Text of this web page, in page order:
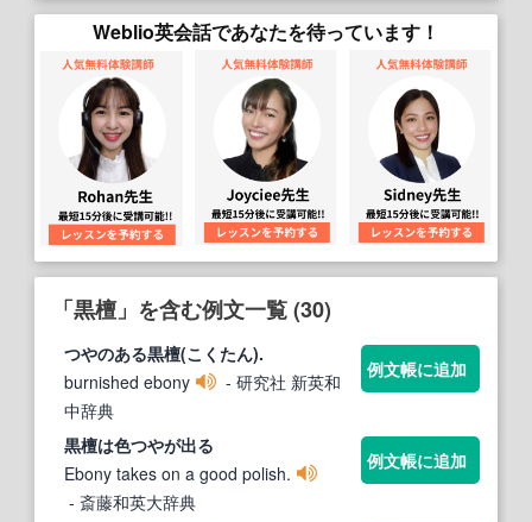
Weblio英会話であなたを待っています！
「黒檀」を含む例文一覧 (30)
つやのある黒檀(こくたん).
burnished ebony
- 研究社 新英和
中辞典
例文帳に追加
黒檀は色つやが出る
Ebony takes on a good polish.
- 斎藤和英大辞典
例文帳に追加